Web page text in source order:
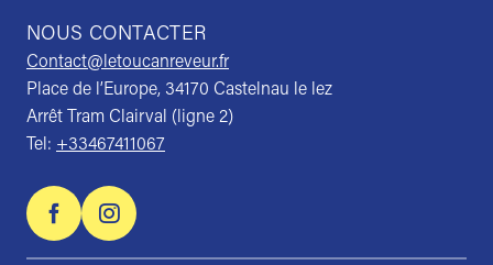
NOUS CONTACTER
Contact@letoucanreveur.fr
Place de l’Europe, 34170 Castelnau le lez
Arrêt Tram Clairval (ligne 2)
Tel: +33467411067